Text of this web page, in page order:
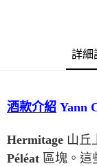
詳細
酒款介紹 Yann
Hermitage 山丘
Péléat 區塊。這